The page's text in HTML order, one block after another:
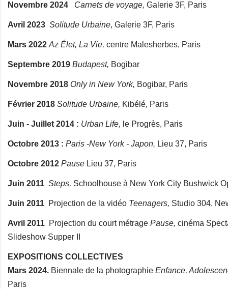
Novembre 2024 Carnets de voyage, Galerie 3F, Paris
Avril 2023 Solitude Urbaine, Galerie 3F, Paris
Mars 2022 Az Élet, La Vie, centre Malesherbes, Paris
Septembre 2019 Budapest, Bogibar
Novembre 2018 Only in New York, Bogibar, Paris
Février 2018 Solitude Urbaine, Kibélé, Paris
Juin - Juillet 2014 : Urban Life, le Progrès, Paris
Octobre 2013 : Paris -New York - Japon, Lieu 37, Paris
Octobre 2012 Pause Lieu 37, Paris
Juin 2011 Steps, Schoolhouse à New York City Bushwick
Juin 2011 Projection de la vidéo Teenagers, Studio 304,
Avril 2011 Projection du court métrage Pause, cinéma
Slideshow Supper II
EXPOSITIONS COLLECTIVES
Mars 2024. Biennale de la photographie Enfance,
Paris